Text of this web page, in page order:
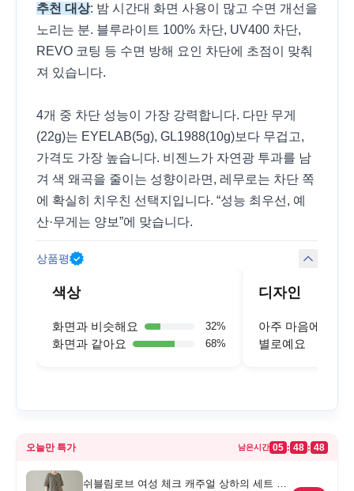
추천 대상: 밤 시간대 화면 사용이 많고 수면 개선을
노리는 분. 블루라이트 100% 차단, UV400 차단,
REVO 코팅 등 수면 방해 요인 차단에 초점이 맞춰
져 있습니다.
4개 중 차단 성능이 가장 강력합니다. 다만 무게
(22g)는 EYELAB(5g), GL1988(10g)보다 무겁고,
가격도 가장 높습니다. 비젠느가 자연광 투과를 남
겨 색 왜곡을 줄이는 성향이라면, 레무로는 차단 쪽
에 확실히 치우친 선택지입니다. “성능 최우선, 예
산·무게는 양보”에 맞습니다.
상품평
색상
화면과 비슷해요 32%
화면과 같아요 68%
디자인
아주 마음에 들어
별로예요
오늘만 특가 남은시간 05 : 48 : 48
쉬블림로브 여성 체크 캐주얼 상하의 세트 안